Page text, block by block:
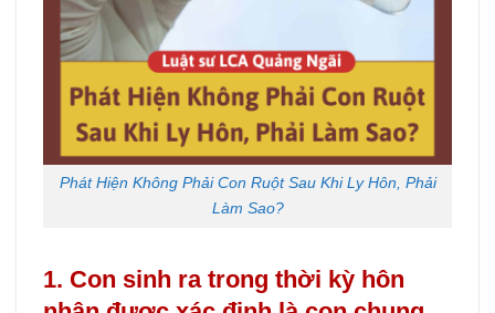
Phát Hiện Không Phải Con Ruột Sau Khi Ly Hôn, Phải
Làm Sao?
1. Con sinh ra trong thời kỳ hôn